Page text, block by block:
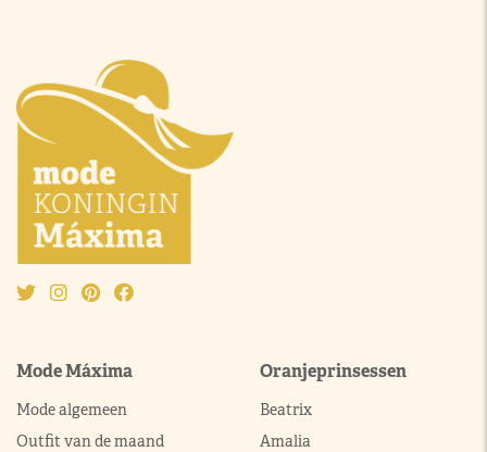
Mode Máxima
Mode algemeen
Outfit van de maand
Oranjeprinsessen
Beatrix
Amalia